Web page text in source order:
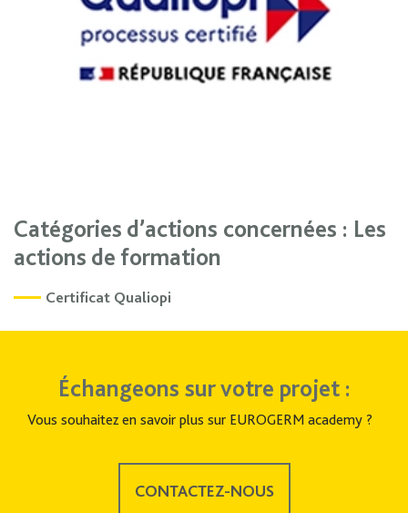
Catégories d’actions concernées : Les
actions de formation
Certificat Qualiopi
Échangeons sur votre projet :
Vous souhaitez en savoir plus sur EUROGERM academy ?
CONTACTEZ-NOUS